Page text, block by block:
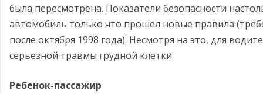
была пересмотрена. Показатели безопасности
автомобиль только что прошел новые правила
после октября 1998 года). Несмотря на это, для
серьезной травмы грудной клетки.
Ребенок-пассажир